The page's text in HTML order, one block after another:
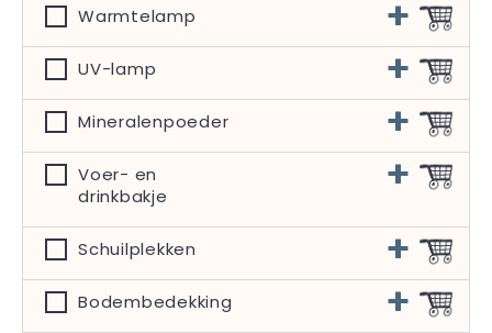
Warmtelamp
UV-lamp
Mineralenpoeder
Voer- en
drinkbakje
Schuilplekken
Bodembedekking